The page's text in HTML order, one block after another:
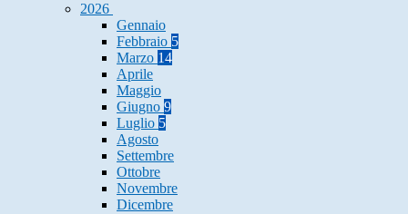
2026
Gennaio
Febbraio 5
Marzo 14
Aprile
Maggio
Giugno 9
Luglio 5
Agosto
Settembre
Ottobre
Novembre
Dicembre